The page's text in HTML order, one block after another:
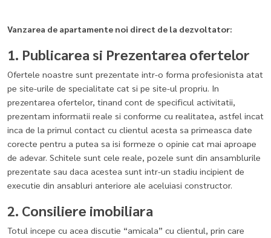
Vanzarea de apartamente noi direct de la dezvoltator:
1. Publicarea si Prezentarea ofertelor
Ofertele noastre sunt prezentate intr-o forma profesionista atat
pe site-urile de specialitate cat si pe site-ul propriu. In
prezentarea ofertelor, tinand cont de specificul activitatii,
prezentam informatii reale si conforme cu realitatea, astfel incat
inca de la primul contact cu clientul acesta sa primeasca date
corecte pentru a putea sa isi formeze o opinie cat mai aproape
de adevar. Schitele sunt cele reale, pozele sunt din ansamblurile
prezentate sau daca acestea sunt intr-un stadiu incipient de
executie din ansabluri anteriore ale aceluiasi constructor.
2. Consiliere imobiliara
Totul incepe cu acea discutie “amicala” cu clientul, prin care